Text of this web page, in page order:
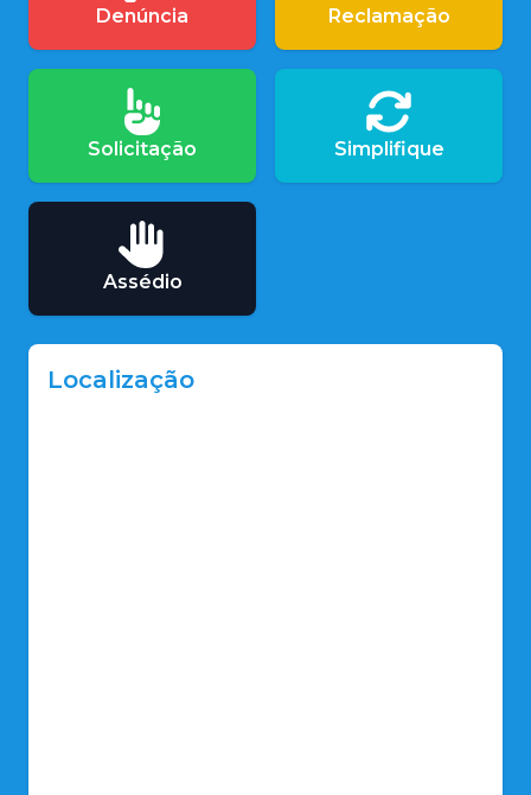
Denúncia Reclamação
Solicitação Simplifique
Assédio
Localização